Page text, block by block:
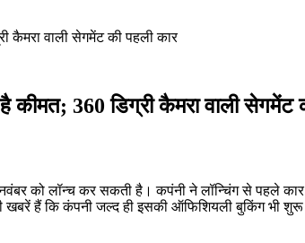
कैमरा वाली सेगमेंट की पहली कार
360 डिग्री कैमरा वाली सेगमेंट
नवंबर को लॉन्च कर सकती है। कपंनी ने लॉन्चिंग से
हैं कि कंपनी जल्द ही इसकी ऑफिशियली बुकिंग भी